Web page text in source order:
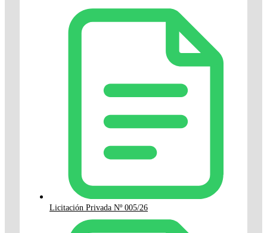
Licitación Privada Nº 005/26